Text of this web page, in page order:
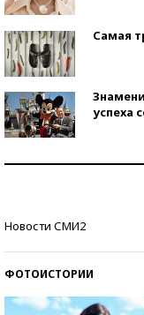
Самая
успеха
Новости СМИ2
ФОТОИСТОРИИ